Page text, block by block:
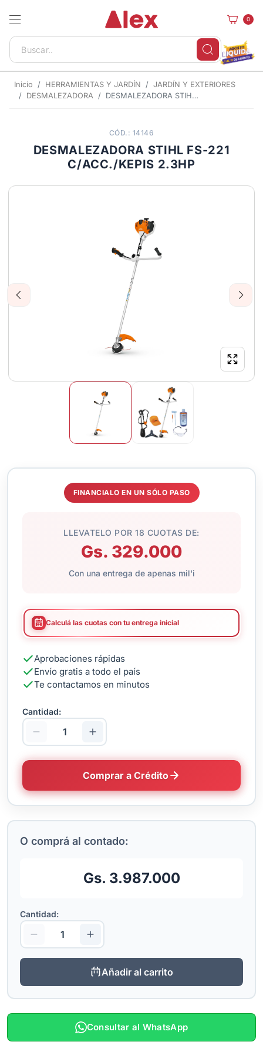
0
Inicio HERRAMIENTAS Y JARDÍN
JARDÍN Y EXTERIORES
DESMALEZADORA
DESMALEZADORA STIHL FS-221 C/ACC./KEPIS 2.3HP
CÓD.: 14146
DESMALEZADORA STIHL FS-221
C/ACC./KEPIS 2.3HP
Previous Next
FINANCIALO EN UN SÓLO PASO
LLEVATELO POR 18 CUOTAS DE:
Gs. 329.000
Con una entrega de apenas mil'i
Calculá las cuotas con tu entrega inicial
Aprobaciones rápidas
Envío gratis a todo el país
Te contactamos en minutos
Cantidad:
Comprar a Crédito
O comprá al contado:
Gs. 3.987.000
Cantidad:
Añadir al carrito
Consultar al WhatsApp